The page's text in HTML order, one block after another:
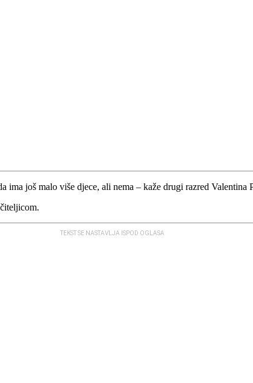
ima još malo više djece, ali nema – kaže drugi razred Valentina
TEKST SE NASTAVLJA ISPOD OGLASA